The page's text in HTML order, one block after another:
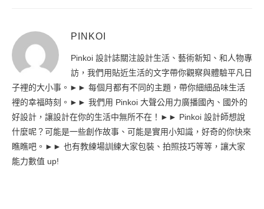
PINKOI
Pinkoi 設計誌關注設計生活、藝術新知、和人物專
訪，我們用貼近生活的文字帶你觀察與體驗平凡日
子裡的大小事。►► 每個月都有不同的主題，帶你細細品味生活
裡的幸福時刻。►► 我們用 Pinkoi 大聲公用力廣播國內、國外的
好設計，讓設計在你的生活中無所不在！►► Pinkoi 設計師想說
什麼呢？可能是一些創作故事、可能是實用小知識，好奇的你快來
瞧瞧吧。►► 也有教練場訓練大家包裝、拍照技巧等等，讓大家
能力數值 up!